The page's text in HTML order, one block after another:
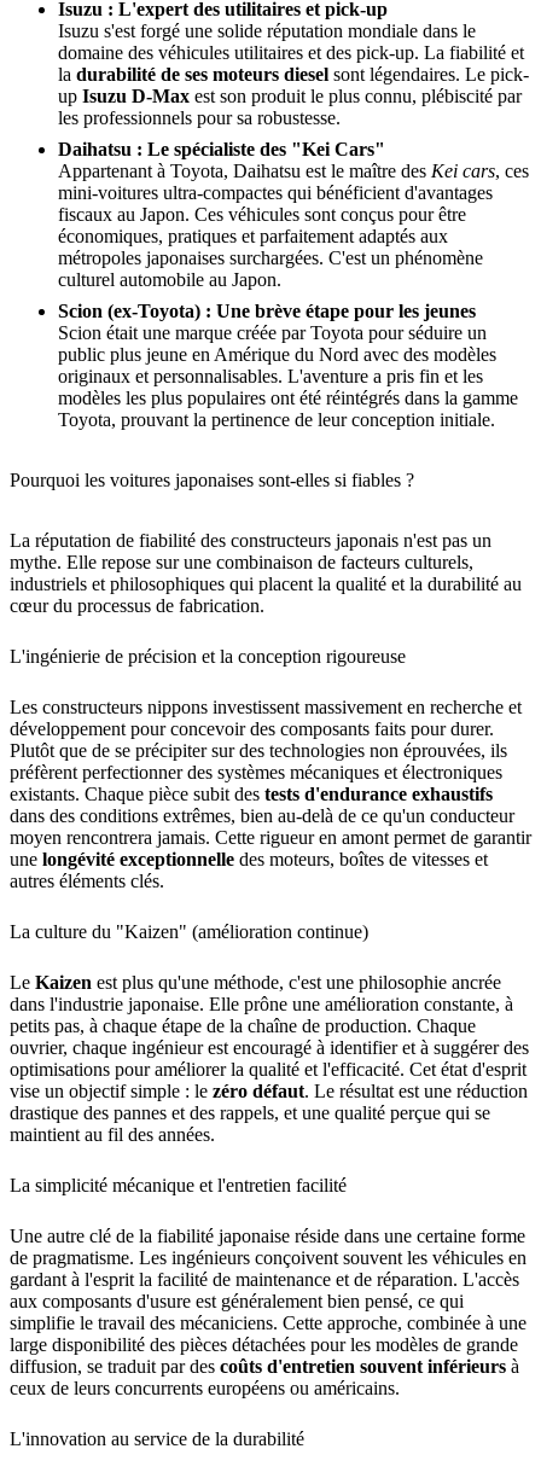
Isuzu : L'expert des utilitaires et pick-up
Isuzu s'est forgé une solide réputation mondiale dans le
domaine des véhicules utilitaires et des pick-up. La fiabilité et
la durabilité de ses moteurs diesel sont légendaires. Le pick-
up Isuzu D-Max est son produit le plus connu, plébiscité par
les professionnels pour sa robustesse.
Daihatsu : Le spécialiste des "Kei Cars"
Appartenant à Toyota, Daihatsu est le maître des Kei cars, ces
mini-voitures ultra-compactes qui bénéficient d'avantages
fiscaux au Japon. Ces véhicules sont conçus pour être
économiques, pratiques et parfaitement adaptés aux
métropoles japonaises surchargées. C'est un phénomène
culturel automobile au Japon.
Scion (ex-Toyota) : Une brève étape pour les jeunes
Scion était une marque créée par Toyota pour séduire un
public plus jeune en Amérique du Nord avec des modèles
originaux et personnalisables. L'aventure a pris fin et les
modèles les plus populaires ont été réintégrés dans la gamme
Toyota, prouvant la pertinence de leur conception initiale.
Pourquoi les voitures japonaises sont-elles si fiables ?
La réputation de fiabilité des constructeurs japonais n'est pas un
mythe. Elle repose sur une combinaison de facteurs culturels,
industriels et philosophiques qui placent la qualité et la durabilité au
cœur du processus de fabrication.
L'ingénierie de précision et la conception rigoureuse
Les constructeurs nippons investissent massivement en recherche et
développement pour concevoir des composants faits pour durer.
Plutôt que de se précipiter sur des technologies non éprouvées, ils
préfèrent perfectionner des systèmes mécaniques et électroniques
existants. Chaque pièce subit des tests d'endurance exhaustifs
dans des conditions extrêmes, bien au-delà de ce qu'un conducteur
moyen rencontrera jamais. Cette rigueur en amont permet de garantir
une longévité exceptionnelle des moteurs, boîtes de vitesses et
autres éléments clés.
La culture du "Kaizen" (amélioration continue)
Le Kaizen est plus qu'une méthode, c'est une philosophie ancrée
dans l'industrie japonaise. Elle prône une amélioration constante, à
petits pas, à chaque étape de la chaîne de production. Chaque
ouvrier, chaque ingénieur est encouragé à identifier et à suggérer des
optimisations pour améliorer la qualité et l'efficacité. Cet état d'esprit
vise un objectif simple : le zéro défaut. Le résultat est une réduction
drastique des pannes et des rappels, et une qualité perçue qui se
maintient au fil des années.
La simplicité mécanique et l'entretien facilité
Une autre clé de la fiabilité japonaise réside dans une certaine forme
de pragmatisme. Les ingénieurs conçoivent souvent les véhicules en
gardant à l'esprit la facilité de maintenance et de réparation. L'accès
aux composants d'usure est généralement bien pensé, ce qui
simplifie le travail des mécaniciens. Cette approche, combinée à une
large disponibilité des pièces détachées pour les modèles de grande
diffusion, se traduit par des coûts d'entretien souvent inférieurs à
ceux de leurs concurrents européens ou américains.
L'innovation au service de la durabilité